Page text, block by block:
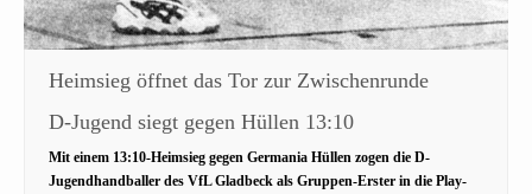
Heimsieg öffnet das Tor zur Zwischenrunde
D-Jugend siegt gegen Hüllen 13:10
Mit einem 13:10-Heimsieg gegen Germania Hüllen zogen die D-
Jugendhandballer des VfL Gladbeck als Gruppen-Erster in die Play-